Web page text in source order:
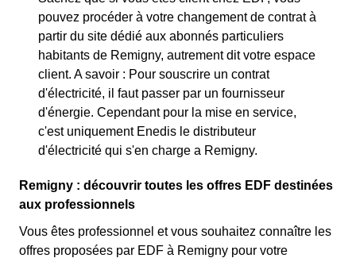
pouvez procéder à votre changement de contrat à
partir du site dédié aux abonnés particuliers
habitants de Remigny, autrement dit votre espace
client. A savoir : Pour souscrire un contrat
d'électricité, il faut passer par un fournisseur
d'énergie. Cependant pour la mise en service,
c'est uniquement Enedis le distributeur
d'électricité qui s'en charge a Remigny.
Remigny : découvrir toutes les offres EDF destinées
aux professionnels
Vous êtes professionnel et vous souhaitez connaître les
offres proposées par EDF à Remigny pour votre